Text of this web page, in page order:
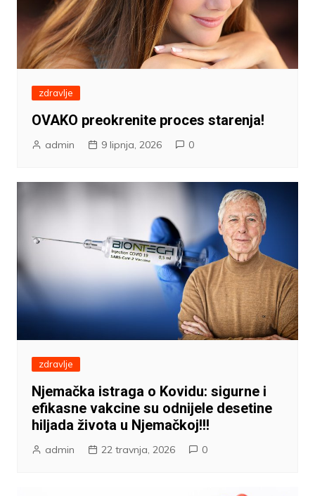
zdravlje
OVAKO preokrenite proces starenja!
admin 9 lipnja, 2026 0
zdravlje
Njemačka istraga o Kovidu: sigurne i
efikasne vakcine su odnijele desetine
hiljada života u Njemačkoj!!!
admin 22 travnja, 2026 0